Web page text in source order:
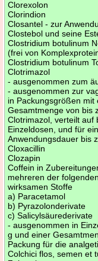
Clorexolon
Clorindion
Closantel - zur
Clostebol und seine
Clostridium botulinum
(frei von
Clostridium botulinum
Clotrimazol
- ausgenommen zum
- ausgenommen zur
in Packungsgrößen mit
Gesamtmenge von bis
Clotrimazol, verteilt auf
Einzeldosen, und für
Anwendungsdauer bis
Cloxacillin
Clozapin
Coffein in
mehreren der
wirksamen Stoffe
a) Paracetamol
b) Pyrazolonderivate
c) Salicylsäurederivate
- ausgenommen in
g und einer
Packung für die
Colchici flos, semen et